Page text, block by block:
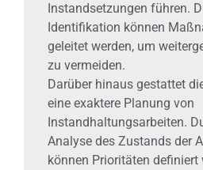
Instandsetzungen führen.
Identifikation können
geleitet werden, um
zu vermeiden.
Darüber hinaus gestattet
eine exaktere Planung von
Instandhaltungsarbeiten.
Analyse des Zustands der
können Prioritäten definiert